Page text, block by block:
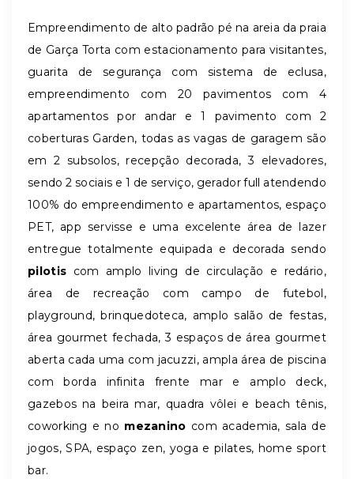
Empreendimento de alto padrão pé na areia da praia
de Garça Torta com estacionamento para visitantes,
guarita de segurança com sistema de eclusa,
empreendimento com 20 pavimentos com 4
apartamentos por andar e 1 pavimento com 2
coberturas Garden, todas as vagas de garagem são
em 2 subsolos, recepção decorada, 3 elevadores,
sendo 2 sociais e 1 de serviço, gerador full atendendo
100% do empreendimento e apartamentos, espaço
PET, app servisse e uma excelente área de lazer
entregue totalmente equipada e decorada sendo
pilotis com amplo living de circulação e redário,
área de recreação com campo de futebol,
playground, brinquedoteca, amplo salão de festas,
área gourmet fechada, 3 espaços de área gourmet
aberta cada uma com jacuzzi, ampla área de piscina
com borda infinita frente mar e amplo deck,
gazebos na beira mar, quadra vôlei e beach tênis,
coworking e no mezanino com academia, sala de
jogos, SPA, espaço zen, yoga e pilates, home sport
bar.